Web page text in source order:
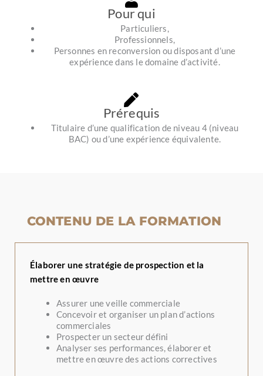
Pour qui
Particuliers,
Professionnels,
Personnes en reconversion ou disposant d’une
expérience dans le domaine d’activité.
Prérequis
Titulaire d’une qualification de niveau 4 (niveau
BAC) ou d’une expérience équivalente.
CONTENU DE LA FORMATION
Élaborer une stratégie de prospection et la
mettre en œuvre
Assurer une veille commerciale
Concevoir et organiser un plan d’actions
commerciales
Prospecter un secteur défini
Analyser ses performances, élaborer et
mettre en œuvre des actions correctives